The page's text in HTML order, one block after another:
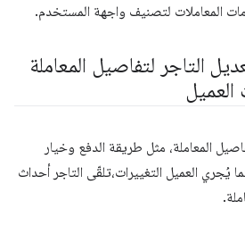
المعاملات لتصنيف واجهة المستخدم.
تعديل التاجر لتفاصيل المعاملة
العميل
المعاملة، مثل طريقة الدفع وخيار
يُجري العميل التغييرات،تلقّى التاجر أحداث